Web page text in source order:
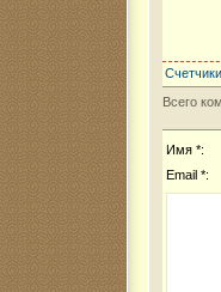
Счетчики
Всего
Имя *:
Email *: